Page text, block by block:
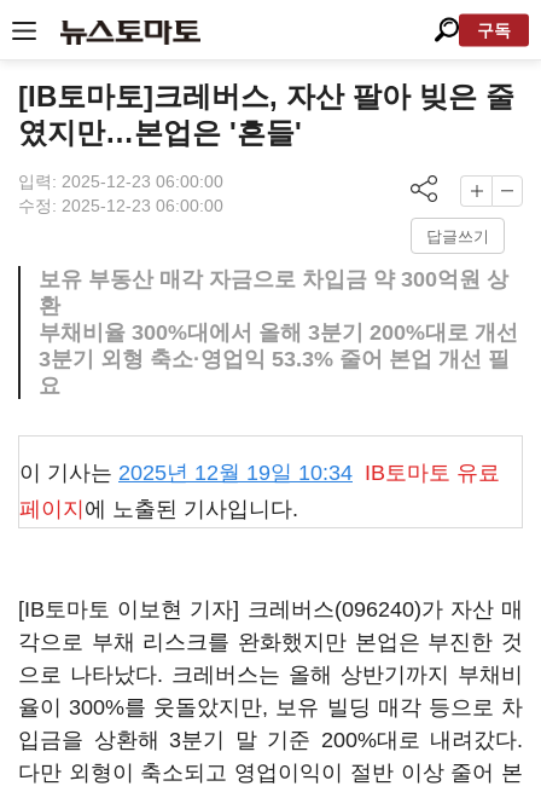
구독
[IB토마토]크레버스, 자산 팔아 빚은 줄
였지만…본업은 '흔들'
입력: 2025-12-23 06:00:00
수정: 2025-12-23 06:00:00
답글쓰기
보유 부동산 매각 자금으로 차입금 약 300억원 상
환
부채비율 300%대에서 올해 3분기 200%대로 개선
3분기 외형 축소·영업익 53.3% 줄어 본업 개선 필
요
이 기사는 2025년 12월 19일 10:34 IB토마토 유료
페이지 에 노출된 기사입니다.
[IB토마토 이보현 기자] 크레버스(096240)가 자산 매
각으로 부채 리스크를 완화했지만 본업은 부진한 것
으로 나타났다. 크레버스는 올해 상반기까지 부채비
율이 300%를 웃돌았지만, 보유 빌딩 매각 등으로 차
입금을 상환해 3분기 말 기준 200%대로 내려갔다.
다만 외형이 축소되고 영업이익이 절반 이상 줄어 본